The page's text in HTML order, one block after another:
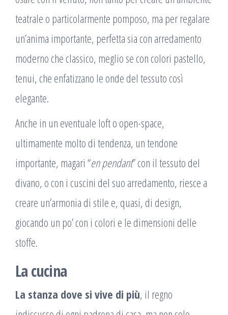
teatrale o particolarmente pomposo, ma per regalare
un’anima importante, perfetta sia con arredamento
moderno che classico, meglio se con colori pastello,
tenui, che enfatizzano le onde del tessuto così
elegante.
Anche in un eventuale loft o open-space,
ultimamente molto di tendenza, un tendone
importante, magari “en pendant” con il tessuto del
divano, o con i cuscini del suo arredamento, riesce a
creare un’armonia di stile e, quasi, di design,
giocando un po’ con i colori e le dimensioni delle
stoffe.
La cucina
La stanza dove si vive di più, il regno